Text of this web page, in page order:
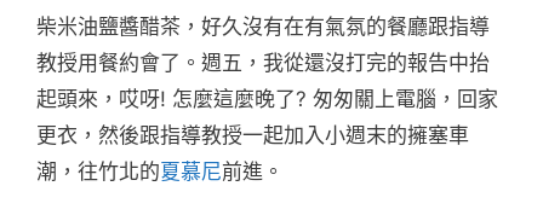
柴米油鹽醬醋茶，好久沒有在有氣氛的餐廳跟指導
教授用餐約會了。週五，我從還沒打完的報告中抬
起頭來，哎呀! 怎麼這麼晚了? 匆匆關上電腦，回家
更衣，然後跟指導教授一起加入小週末的擁塞車
潮，往竹北的夏慕尼前進。